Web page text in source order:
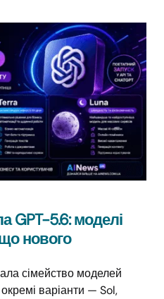
GPT-5.6: моделі
нового
сімейство моделей
варіанти — Sol,